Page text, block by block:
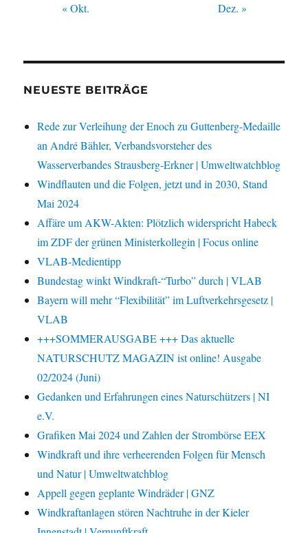
« Okt. Dez. »
NEUESTE BEITRÄGE
Rede zur Verleihung der Enoch zu Guttenberg-Medaille
an André Bähler, Verbandsvorsteher des
Wasserverbandes Strausberg-Erkner | Umweltwatchblog
Windflauten und die Folgen, jetzt und in 2030, Stand
Mai 2024
Affäre um AKW-Akten: Plötzlich widerspricht Habeck
im ZDF der grünen Ministerkollegin | Focus online
VLAB-Medientipp
Bundestag winkt Windkraft-“Turbo” durch | VLAB
Bayern will mehr “Flexibilität” im Luftverkehrsgesetz |
VLAB
+++SOMMERAUSGABE +++ Das aktuelle
NATURSCHUTZ MAGAZIN ist online! Ausgabe
02/2024 (Juni)
Gedanken und Erfahrungen eines Naturschützers | NI
e.V.
Grafiken Mai 2024 und Zahlen der Strombörse EEX
Windkraft und ihre verheerenden Folgen für Mensch
und Natur | Umweltwatchblog
Appell gegen geplante Windräder | GNZ
Windkraftanlagen stören Nachtruhe in der Kieler